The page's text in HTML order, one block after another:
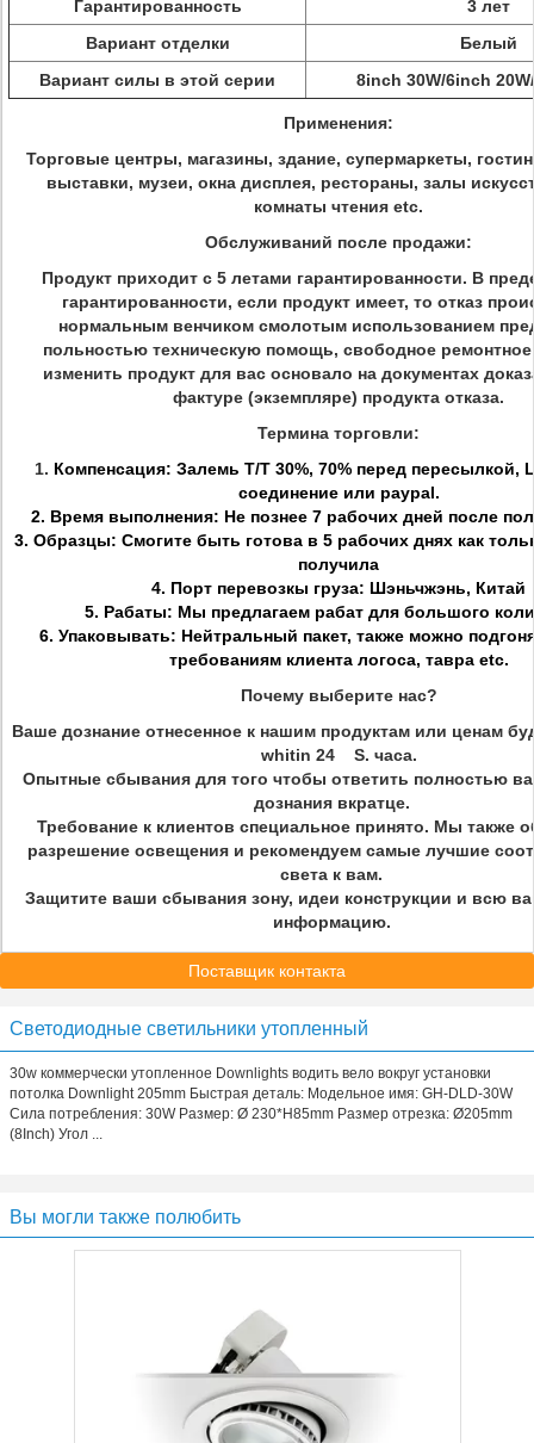
Гарантированность
3 лет
Вариант отделки
Белый
Вариант силы в этой серии
8inch 30W/6inch
Применения:
Торговые центры, магазины, здание, супермаркеты,
выставки, музеи, окна дисплея, рестораны, залы
комнаты чтения etc.
Обслуживаний после продажи:
Продукт приходит с 5 летами гарантированности. В
гарантированности, если продукт имеет, то отказ
нормальным венчиком смолотым использованием
польностью техническую помощь, свободное
изменить продукт для вас основало на документах
фактуре (экземпляре) продукта отказа.
Термина торговли:
1. Компенсация: Залемь T/T 30%, 70% перед пересылкой,
соединение или paypal.
2. Время выполнения: Не познее 7 рабочих дней после
3. Образцы: Смогите быть готова в 5 рабочих днях как
получила
4. Порт перевозкы груза: Шэньчжэнь, Китай
5. Рабаты: Мы предлагаем рабат для большого
6. Упаковывать: Нейтральный пакет, также можно
требованиям клиента логоса, тавра etc.
Почему выберите нас?
Ваше дознание отнесенное к нашим продуктам или ценам
whitin 24 S. часа.
Опытные сбывания для того чтобы ответить полностью
дознания вкратце.
Требование к клиентов специальное принято. Мы также
разрешение освещения и рекомендуем самые лучшие
света к вам.
Защитите ваши сбывания зону, идеи конструкции и всю
информацию.
Поставщик контакта
Светодиодные светильники утопленный
30w коммерчески утопленное Downlights водить вело вокруг установки
потолка Downlight 205mm Быстрая деталь: Модельное имя: GH-DLD-30W
Сила потребления: 30W Размер: Ø 230*H85mm Размер отрезка: Ø205mm
(8Inch) Угол ...
Вы могли также полюбить